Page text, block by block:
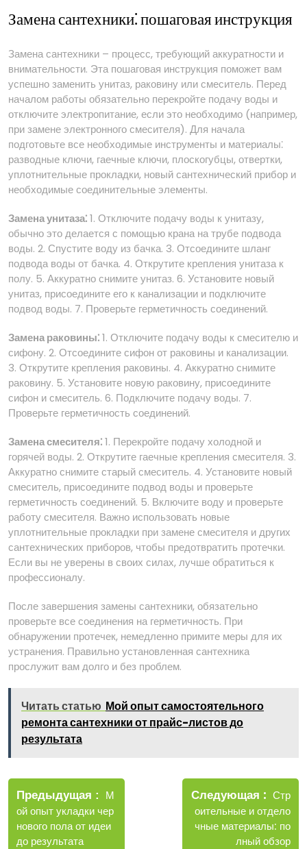
Замена сантехники⁚ пошаговая инструкция
Замена сантехники – процесс, требующий аккуратности и
внимательности. Эта пошаговая инструкция поможет вам
успешно заменить унитаз, раковину или смеситель. Перед
началом работы обязательно перекройте подачу воды и
отключите электропитание, если это необходимо (например,
при замене электронного смесителя). Для начала
подготовьте все необходимые инструменты и материалы⁚
разводные ключи, гаечные ключи, плоскогубцы, отвертки,
уплотнительные прокладки, новый сантехнический прибор и
необходимые соединительные элементы.
Замена унитаза⁚1. Отключите подачу воды к унитазу,
обычно это делается с помощью крана на трубе подвода
воды. 2. Спустите воду из бачка. 3. Отсоедините шланг
подвода воды от бачка. 4. Открутите крепления унитаза к
полу. 5. Аккуратно снимите унитаз. 6. Установите новый
унитаз, присоедините его к канализации и подключите
подвод воды. 7. Проверьте герметичность соединений.
Замена раковины⁚1. Отключите подачу воды к смесителю и
сифону. 2. Отсоедините сифон от раковины и канализации.
3. Открутите крепления раковины. 4. Аккуратно снимите
раковину. 5. Установите новую раковину, присоедините
сифон и смеситель. 6. Подключите подачу воды. 7.
Проверьте герметичность соединений.
Замена смесителя⁚1. Перекройте подачу холодной и
горячей воды. 2. Открутите гаечные крепления смесителя. 3.
Аккуратно снимите старый смеситель. 4. Установите новый
смеситель, присоедините подвод воды и проверьте
герметичность соединений. 5. Включите воду и проверьте
работу смесителя. Важно использовать новые
уплотнительные прокладки при замене смесителя и других
сантехнических приборов, чтобы предотвратить протечки.
Если вы не уверены в своих силах, лучше обратиться к
профессионалу.
После завершения замены сантехники, обязательно
проверьте все соединения на герметичность. При
обнаружении протечек, немедленно примите меры для их
устранения. Правильно установленная сантехника
прослужит вам долго и без проблем.
Читать статью Мой опыт самостоятельного
ремонта сантехники от прайс-листов до
результата
Навигация
по
записям
Предыдущая
Старые
записи
М
ой опыт укладки чер
нового пола от идеи
до результата
Следующая
Новые
записи
Стр
оительные и отдело
чные материалы: по
лный обзор